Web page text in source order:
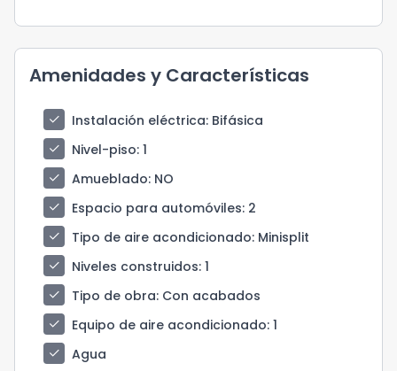
Amenidades y Características
check Instalación eléctrica: Bifásica
check
Nivel-piso: 1
check
Amueblado: NO
check
Espacio para automóviles: 2
check
Tipo de aire acondicionado: Minisplit
check
Niveles construidos: 1
check
Tipo de obra: Con acabados
check
Equipo de aire acondicionado: 1
check
Agua